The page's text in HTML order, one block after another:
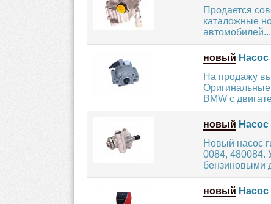
Продается
каталожные
автомобилей...
новый Насос
На продажу
BMW с
новый Насос
Новый насос
0084, 480084.
бензиновыми
новый Насос